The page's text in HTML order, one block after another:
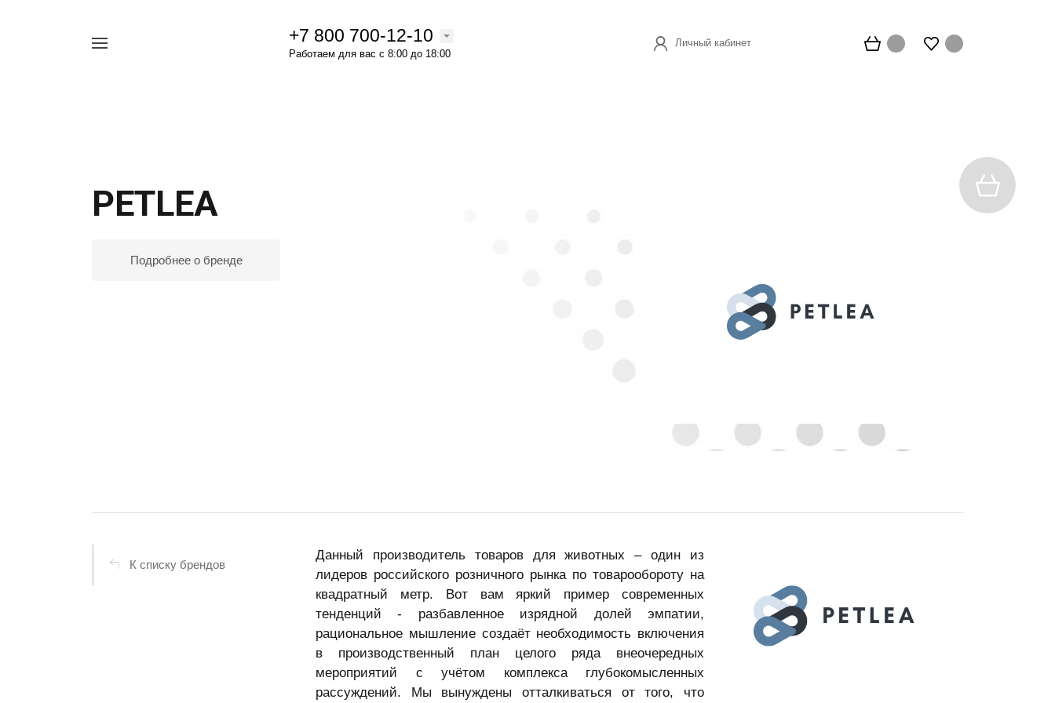
+7 800 700-12-10
Работаем для вас с 8:00 до 18:00
Личный кабинет
PETLEA
Подробнее о бренде
К списку брендов
Данный производитель товаров для животных – один из
лидеров российского розничного рынка по товарообороту на
квадратный метр. Вот вам яркий пример современных
тенденций - разбавленное изрядной долей эмпатии,
рациональное мышление создаёт необходимость включения
в производственный план целого ряда внеочередных
мероприятий с учётом комплекса глубокомысленных
рассуждений. Мы вынуждены отталкиваться от того, что